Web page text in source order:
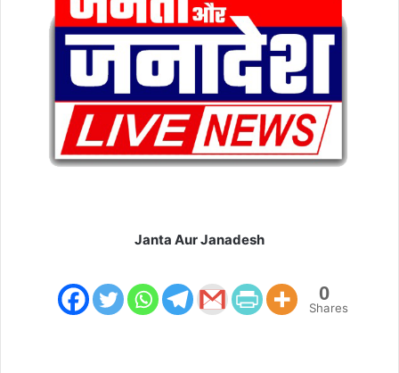
m
a
Janta Aur Janadesh
0
Shares